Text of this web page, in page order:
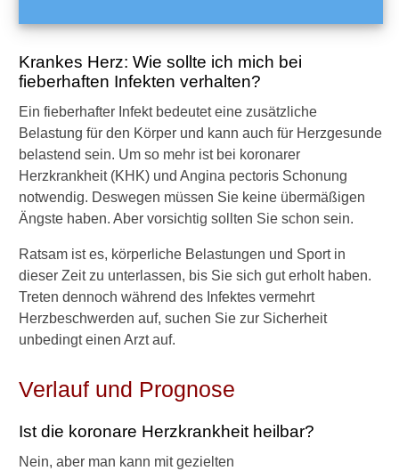
Krankes Herz: Wie sollte ich mich bei
fieberhaften Infekten verhalten?
Ein fieberhafter Infekt bedeutet eine zusätzliche
Belastung für den Körper und kann auch für Herzgesunde
belastend sein. Um so mehr ist bei koronarer
Herzkrankheit (KHK) und Angina pectoris Schonung
notwendig. Deswegen müssen Sie keine übermäßigen
Ängste haben. Aber vorsichtig sollten Sie schon sein.
Ratsam ist es, körperliche Belastungen und Sport in
dieser Zeit zu unterlassen, bis Sie sich gut erholt haben.
Treten dennoch während des Infektes vermehrt
Herzbeschwerden auf, suchen Sie zur Sicherheit
unbedingt einen Arzt auf.
Verlauf und Prognose
Ist die koronare Herzkrankheit heilbar?
Nein, aber man kann mit gezielten